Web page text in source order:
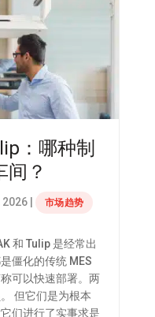
：哪种制
间？
2026| 市场趋势
和 Tulip 是经常出
僵化的传统 MES
可以快速部署。两
但它们是为根本
们进行了实事求是